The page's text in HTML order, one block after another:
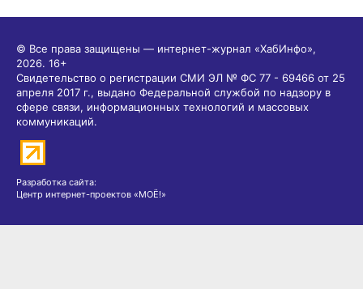
© Все права защищены — интернет-журнал «ХабИнфо»,
2026. 16+
Свидетельство о регистрации СМИ ЭЛ № ФС 77 - 69466 от 25
апреля 2017 г., выдано Федеральной службой по надзору в
сфере связи, информационных технологий и массовых
коммуникаций.
Разработка сайта:
Центр интернет-проектов «МОЁ!»